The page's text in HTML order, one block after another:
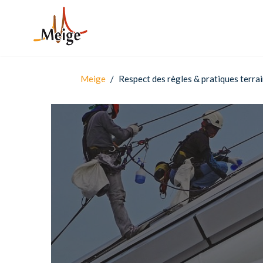
Système de management
Présider et animer le CSE & la CSSCT
Respect des règles & pratiques terrain
Réduire les
Veille &
Evaluation
Meige / Respect des règles & pratiques